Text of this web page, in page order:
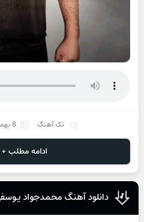
تک آهنگ 8 بهمن 1404
ادامه مطلب +
دانلود آهنگ محمدجواد